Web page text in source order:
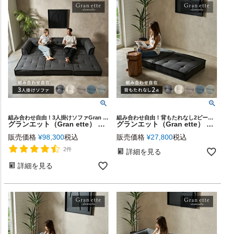
組み合わせ自由！3人掛けソファGran ette
グランエット（Gran ette） 3人掛けソファ(6ピースセット) [stc-ge-3p-c]
販売価格 ¥98,300税込
2件
詳細を見る
組み合わせ自由！背もたれなし2ピースGran ette
グランエット（Gran ette） 背もたれなし 2ピースセット [stc2-67200]
販売価格 ¥27,800税込
詳細を見る